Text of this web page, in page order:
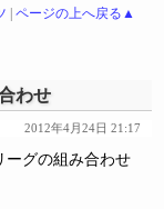
| ページの上へ戻る▲
わせ
2012年4月24日 21:17
ーグの組み合わせ